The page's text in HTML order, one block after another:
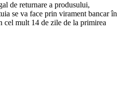
de returnare a produsului,
se va face prin virament bancar în
cel mult 14 de zile de la primirea